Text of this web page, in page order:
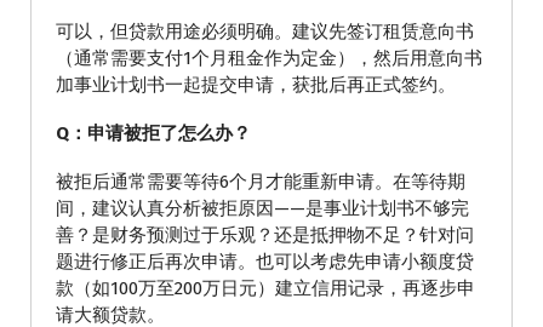
可以，但贷款用途必须明确。建议先签订租赁意向书
（通常需要支付1个月租金作为定金），然后用意向书
加事业计划书一起提交申请，获批后再正式签约。
Q：申请被拒了怎么办？
被拒后通常需要等待6个月才能重新申请。在等待期
间，建议认真分析被拒原因——是事业计划书不够完
善？是财务预测过于乐观？还是抵押物不足？针对问
题进行修正后再次申请。也可以考虑先申请小额度贷
款（如100万至200万日元）建立信用记录，再逐步申
请大额贷款。